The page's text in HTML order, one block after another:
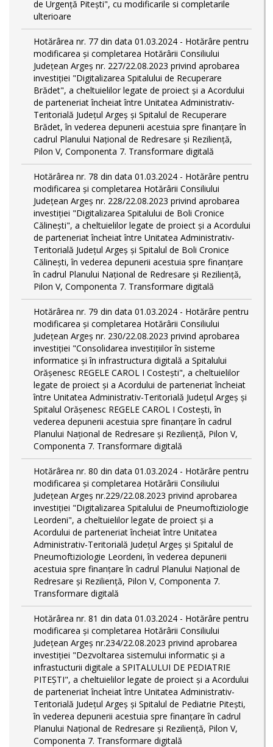
de Urgență Pitești", cu modificarile si completarile
ulterioare
Hotărârea nr. 77 din data 01.03.2024 - Hotărâre pentru
modificarea și completarea Hotărârii Consiliului
Județean Argeș nr. 227/22.08.2023 privind aprobarea
investiției "Digitalizarea Spitalului de Recuperare
Brădet", a cheltuielilor legate de proiect și a Acordului
de parteneriat încheiat între Unitatea Administrativ-
Teritorială Județul Argeș și Spitalul de Recuperare
Brădet, în vederea depunerii acestuia spre finanțare în
cadrul Planului Național de Redresare și Reziliență,
Pilon V, Componenta 7. Transformare digitală
Hotărârea nr. 78 din data 01.03.2024 - Hotărâre pentru
modificarea și completarea Hotărârii Consiliului
Județean Argeș nr. 228/22.08.2023 privind aprobarea
investiției "Digitalizarea Spitalului de Boli Cronice
Călinești", a cheltuielilor legate de proiect și a Acordului
de parteneriat încheiat între Unitatea Administrativ-
Teritorială Județul Argeș și Spitalul de Boli Cronice
Călinești, în vederea depunerii acestuia spre finanțare
în cadrul Planului Național de Redresare și Reziliență,
Pilon V, Componenta 7. Transformare digitală
Hotărârea nr. 79 din data 01.03.2024 - Hotărâre pentru
modificarea și completarea Hotărârii Consiliului
Județean Argeș nr. 230/22.08.2023 privind aprobarea
investiției "Consolidarea investițiilor în sisteme
informatice și în infrastructura digitală a Spitalului
Orășenesc REGELE CAROL I Costești", a cheltuielilor
legate de proiect și a Acordului de parteneriat încheiat
între Unitatea Administrativ-Teritorială Județul Argeș și
Spitalul Orășenesc REGELE CAROL I Costești, în
vederea depunerii acestuia spre finanțare în cadrul
Planului Național de Redresare și Reziliență, Pilon V,
Componenta 7. Transformare digitală
Hotărârea nr. 80 din data 01.03.2024 - Hotărâre pentru
modificarea și completarea Hotărârii Consiliului
Județean Argeș nr.229/22.08.2023 privind aprobarea
investiției "Digitalizarea Spitalului de Pneumoftiziologie
Leordeni", a cheltuielilor legate de proiect și a
Acordului de parteneriat încheiat între Unitatea
Administrativ-Teritorială Județul Argeș și Spitalul de
Pneumoftiziologie Leordeni, în vederea depunerii
acestuia spre finanțare în cadrul Planului Național de
Redresare și Reziliență, Pilon V, Componenta 7.
Transformare digitală
Hotărârea nr. 81 din data 01.03.2024 - Hotărâre pentru
modificarea și completarea Hotărârii Consiliului
Județean Argeș nr.234/22.08.2023 privind aprobarea
investiției "Dezvoltarea sistemului informatic și a
infrastucturii digitale a SPITALULUI DE PEDIATRIE
PITEŞTI", a cheltuielilor legate de proiect și a Acordului
de parteneriat încheiat între Unitatea Administrativ-
Teritorială Județul Argeș și Spitalul de Pediatrie Pitești,
în vederea depunerii acestuia spre finanțare în cadrul
Planului Național de Redresare și Reziliență, Pilon V,
Componenta 7. Transformare digitală